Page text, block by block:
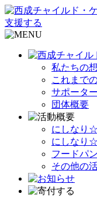
支援する
私たちの
これまで
サポータ
団体概要
にしなり
にしなり
フードパ
その他の